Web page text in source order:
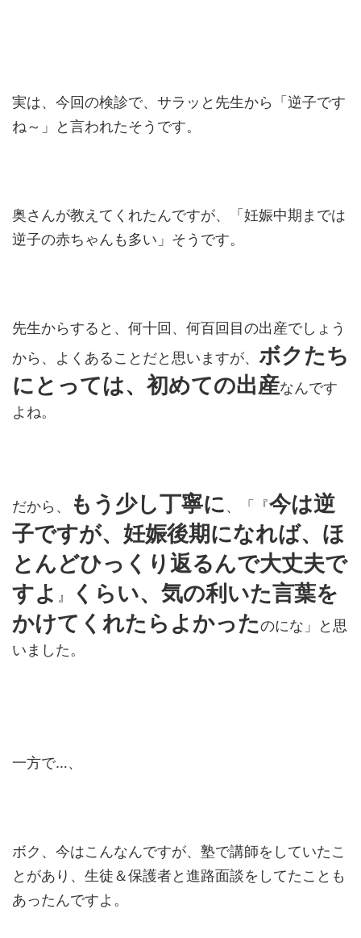
実は、今回の検診で、サラッと先生から「逆子です
ね～」と言われたそうです。
奥さんが教えてくれたんですが、「妊娠中期までは
逆子の赤ちゃんも多い」そうです。
先生からすると、何十回、何百回目の出産でしょう
から、よくあることだと思いますが、 ボクたち
にとっては、初めての出産なんです
よね。
だから、 もう少し丁寧に、「『今は逆
子ですが、妊娠後期になれば、ほ
とんどひっくり返るんで大丈夫で
すよ 』
くらい、気の利いた言葉を
かけてくれたらよかったのにな」と思
いました。
一方で…、
ボク、今はこんなんですが、塾で講師をしていたこ
とがあり、生徒＆保護者と進路面談をしてたことも
あったんですよ。